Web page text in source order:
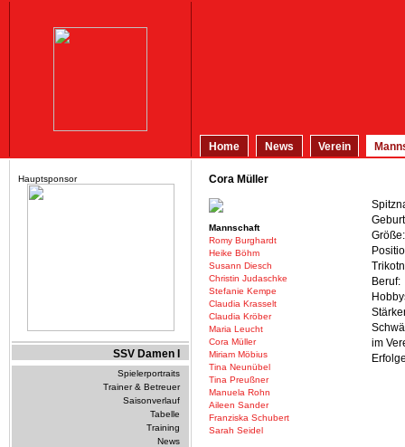
Home News Verein
Hauptsponsor
SSV Damen I
Spielerportraits
Trainer & Betreuer
Saisonverlauf
Tabelle
Training
News
Cora Müller
Mannschaft
Romy Burghardt
Heike Böhm
Susann Diesch
Christin Judaschke
Stefanie Kempe
Claudia Krasselt
Claudia Kröber
Maria Leucht
Cora Müller
Miriam Möbius
Tina Neunübel
Tina Preußner
Manuela Rohn
Aileen Sander
Franziska Schubert
Sarah Seidel
Größe:
Beruf:
im